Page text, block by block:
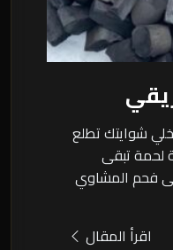
شوايتك تطلع
تبقى
فحم المشاوي
اقرأ المقال